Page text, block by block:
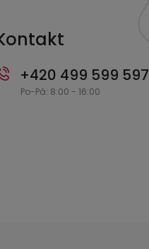
+420 499 599 597